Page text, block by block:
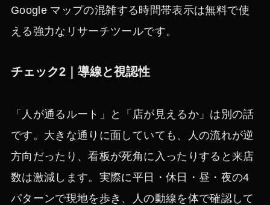
Google マップの混雑する時間帯表示は無料で使
える強力なリサーチツールです。
チェック2｜導線と視認性
「人が通るルート」と「店が見えるか」は別の話
です。大きな通りに面していても、人の流れが逆
方向だったり、看板が死角に入ったりすると来店
数は激減します。実際に平日・休日・昼・夜の4
パターンで現地を歩き、人の動線を体で確認して